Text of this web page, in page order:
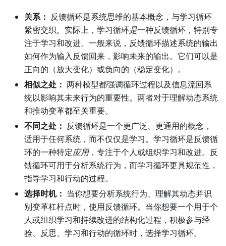
关系： 反馈循环是系统思维的基本概念，与学习循环
紧密交织。实际上，学习循环是一种反馈循环，特别专
注于学习和改进。一般来说，反馈循环描述系统的输出
如何作为输入反馈回来，影响未来的输出。它们可以是
正向的（放大变化）或负向的（稳定变化）。
相似之处： 两种模型都强调循环过程以及信息流回系
统以影响其未来行为的重要性。两者对于理解动态系统
和推动变革都至关重要。
不同之处： 反馈循环是一个更广泛、更通用的概念，
适用于任何系统，而不仅仅是学习。学习循环是反馈循
环的一种特定应用，专注于个人或组织学习和改进。反
馈循环可用于分析系统行为，而学习循环更具规范性，
指导学习和行动的过程。
选择时机： 当你想要分析系统行为、理解其动态并识
别变革杠杆点时，使用反馈循环。当你想要一个用于个
人或组织学习和持续改进的结构化过程，积极参与经
验、反思、学习和行动的循环时，选择学习循环。